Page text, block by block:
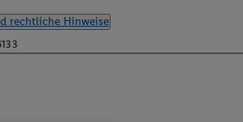
rechtliche Hinweise